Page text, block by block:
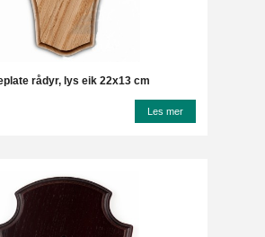
rådyr, lys eik 22x13 cm
Les mer